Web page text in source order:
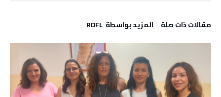
‫مقالات ذات صلة‬ ‫‫المزيد بواسطة‬ ‬ RDFL